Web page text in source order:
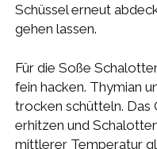
Schüssel erneut
gehen lassen.
Für die Soße
fein hacken. Thymian
trocken schütteln. Das
erhitzen und
mittlerer Temperatur